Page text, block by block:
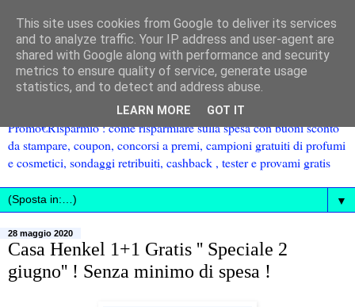
Promo€Risparmio : come risparmiare sulla spesa con buoni sconto
da stampare, coupon, concorsi a premi, campioni gratuiti di profumi
e cosmetici, sondaggi retribuiti, cashback , tester e provami gratis
▼
28 maggio 2020
Casa Henkel 1+1 Gratis '' Speciale 2
giugno'' ! Senza minimo di spesa !
This site uses cookies from Google to deliver its services
and to analyze traffic. Your IP address and user-agent are
shared with Google along with performance and security
metrics to ensure quality of service, generate usage
statistics, and to detect and address abuse.
LEARN MORE GOT IT